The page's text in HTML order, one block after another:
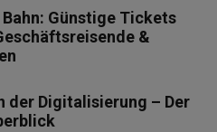
Bahn: Günstige Tickets
&
der Digitalisierung – Der